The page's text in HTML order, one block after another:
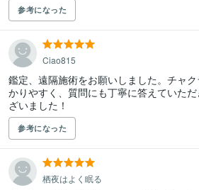
参考になった
Ciao815
鑑定、遠隔施術をお願いしました。チャ
かりやすく、質問にも丁寧に答えていた
ざいました！
参考になった
栖夜はよく眠る